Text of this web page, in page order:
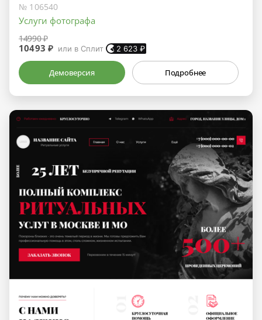
№ 106540
Услуги фотографа
14990 ₽
10493 ₽ или в Сплит 2 623 ₽
Демоверсия Подробнее